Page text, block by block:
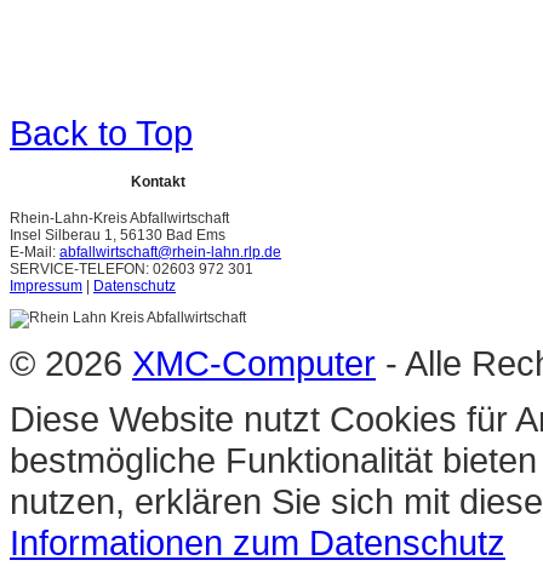
Back to Top
Kontakt
Rhein-Lahn-Kreis Abfallwirtschaft
Insel Silberau 1, 56130 Bad Ems
E-Mail: abfallwirtschaft@rhein-lahn.rlp.de
SERVICE-TELEFON: 02603 972 301
Impressum | Datenschutz
© 2026 XMC-Computer - Alle
Diese Website nutzt Cookies für
bestmögliche Funktionalität
nutzen, erklären Sie sich mit
Informationen zum Datenschutz